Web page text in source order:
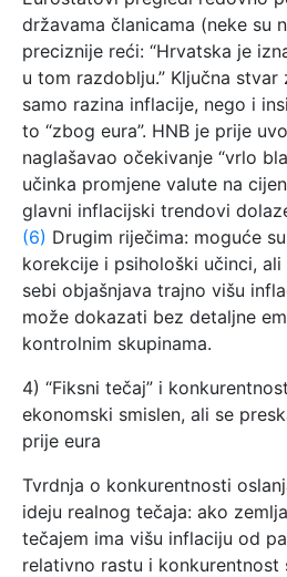
državama članicama (neke su
preciznije reći: “Hrvatska je
u tom razdoblju.” Ključna
samo razina inflacije, nego i
to “zbog eura”. HNB je prije
naglašavao očekivanje “vrlo
učinka promjene valute na
glavni inflacijski trendovi
(6) Drugim riječima: moguće
korekcije i psihološki učinci,
sebi objašnjava trajno višu
može dokazati bez detaljne
kontrolnim skupinama.
4) “Fiksni tečaj” i
ekonomski smislen, ali se
prije eura
Tvrdnja o konkurentnosti
ideju realnog tečaja: ako
tečajem ima višu inflaciju od
relativno rastu i konkurentnost